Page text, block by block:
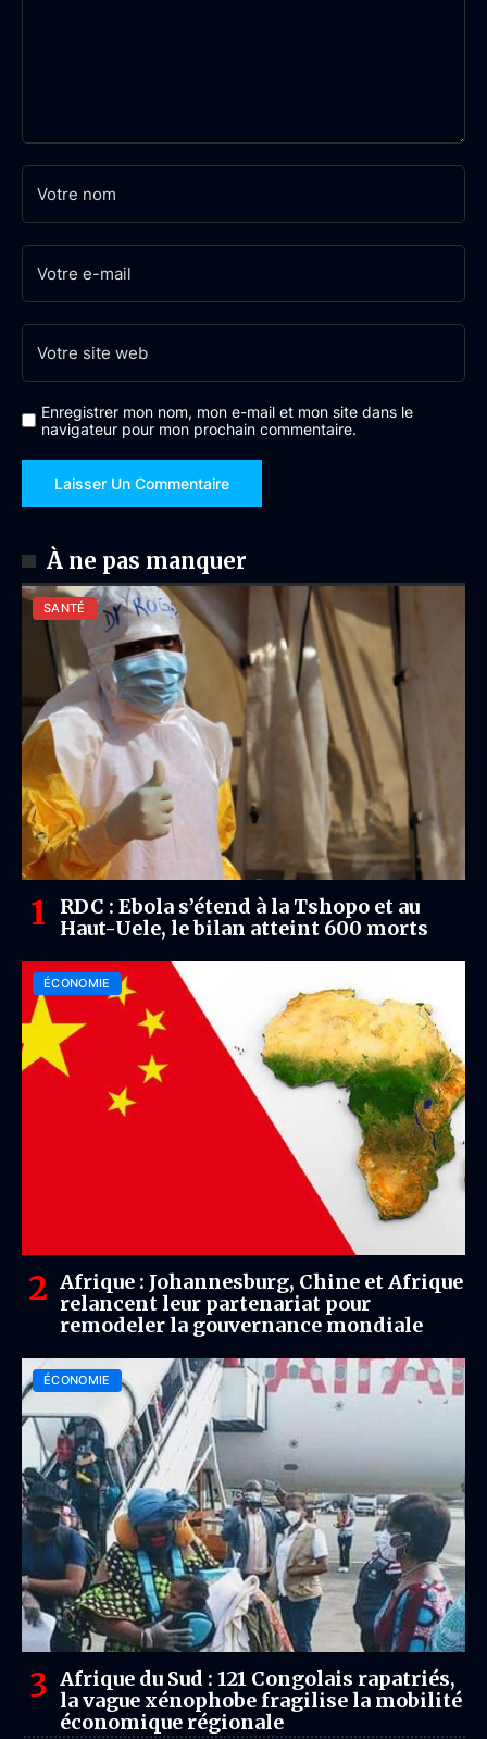
Enregistrer mon nom, mon e-mail et mon site dans le
navigateur pour mon prochain commentaire.
À ne pas manquer
SANTÉ
RDC : Ebola s’étend à la Tshopo et au
Haut-Uele, le bilan atteint 600 morts
ÉCONOMIE
Afrique : Johannesburg, Chine et Afrique
relancent leur partenariat pour
remodeler la gouvernance mondiale
ÉCONOMIE
Afrique du Sud : 121 Congolais rapatriés,
la vague xénophobe fragilise la mobilité
économique régionale